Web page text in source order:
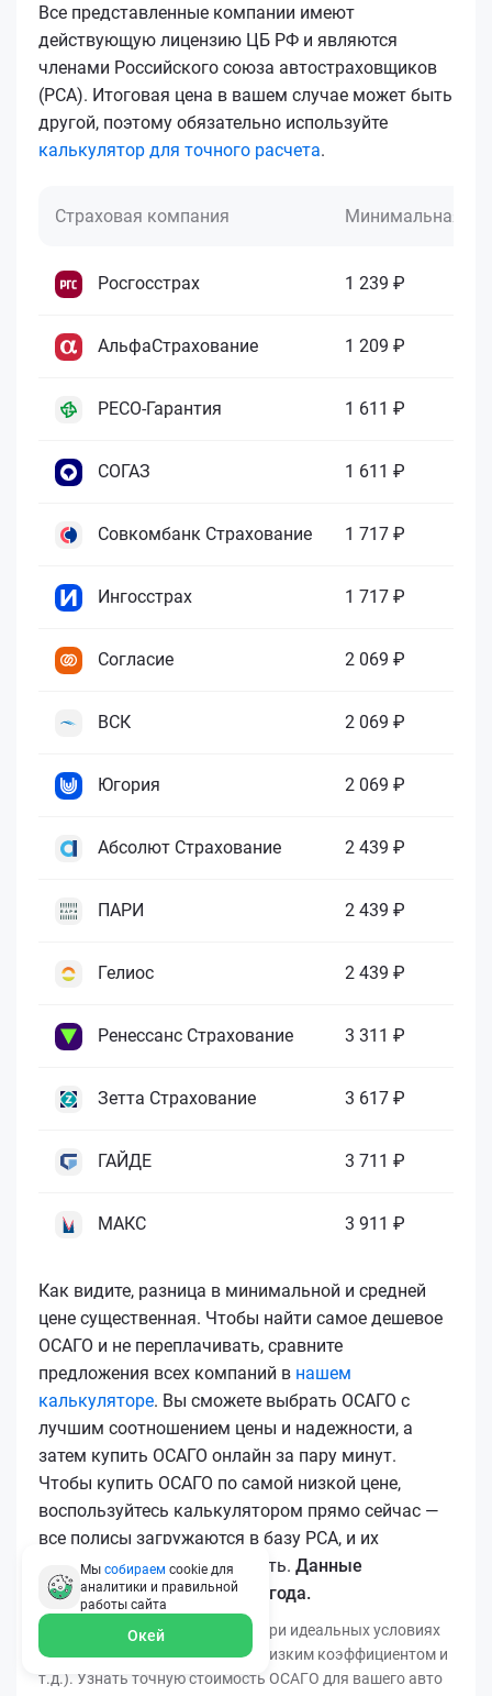
Все представленные компании имеют
действующую лицензию ЦБ РФ и являются
членами Российского союза автостраховщиков
(РСА). Итоговая цена в вашем случае может быть
другой, поэтому обязательно используйте
калькулятор для точного расчета.
Страховая компания Минимальная
Росгосстрах 1 239 ₽
АльфаСтрахование 1 209 ₽
РЕСО-Гарантия 1 611 ₽
СОГАЗ 1 611 ₽
Совкомбанк Страхование 1 717 ₽
Ингосстрах 1 717 ₽
Согласие 2 069 ₽
ВСК 2 069 ₽
Югория 2 069 ₽
Абсолют Страхование 2 439 ₽
ПАРИ 2 439 ₽
Гелиос 2 439 ₽
Ренессанс Страхование 3 311 ₽
Зетта Страхование 3 617 ₽
ГАЙДЕ 3 711 ₽
МАКС 3 911 ₽
Как видите, разница в минимальной и средней
цене существенная. Чтобы найти самое дешевое
ОСАГО и не переплачивать, сравните
предложения всех компаний в нашем
калькуляторе. Вы сможете выбрать ОСАГО с
лучшим соотношением цены и надежности, а
затем купить ОСАГО онлайн за пару минут.
Чтобы купить ОСАГО по самой низкой цене,
воспользуйтесь калькулятором прямо сейчас —
все полисы загружаются в базу РСА, и их
подлинность легко проверить. Данные
актуальны для марта 2026 года.
*Минимальная цена получена при идеальных условиях
(безаварийный стаж, регион с низким коэффициентом и
т.д.). Узнать точную стоимость ОСАГО для вашего авто
Мы собираем cookie для
аналитики и правильной
работы сайта
Окей